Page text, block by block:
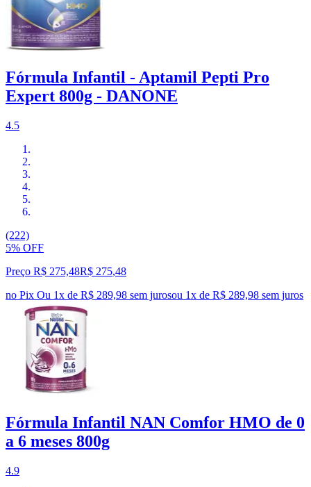
Fórmula Infantil - Aptamil Pepti Pro
Expert 800g - DANONE
4.5
(222)
5% OFF
Preço R$ 275,48R$ 275,48
no Pix Ou 1x de R$ 289,98 sem jurosou 1x de R$ 289,98 sem juros
Fórmula Infantil NAN Comfor HMO de 0
a 6 meses 800g
4.9